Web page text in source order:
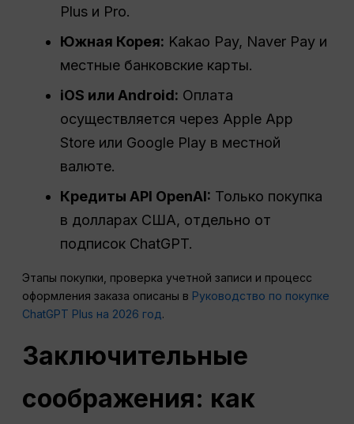
Plus и Pro.
Южная Корея: Kakao Pay, Naver Pay и
местные банковские карты.
iOS или Android: Оплата
осуществляется через Apple App
Store или Google Play в местной
валюте.
Кредиты API OpenAI: Только покупка
в долларах США, отдельно от
подписок ChatGPT.
Этапы покупки, проверка учетной записи и процесс
оформления заказа описаны в Руководство по покупке
ChatGPT Plus на 2026 год.
Заключительные
соображения: как